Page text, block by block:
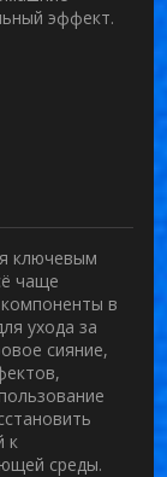
эффект.
ключевым
чаще
в
ухода за
сияние,
к
среды.